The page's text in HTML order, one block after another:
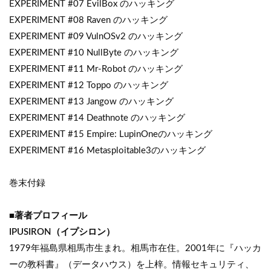
EXPERIMENT #07 EvilBox のハッキング
EXPERIMENT #08 Raven のハッキング
EXPERIMENT #09 VulnOSv2 のハッキング
EXPERIMENT #10 NullByte のハッキング
EXPERIMENT #11 Mr-Robot のハッキング
EXPERIMENT #12 Toppo のハッキング
EXPERIMENT #13 Jangow のハッキング
EXPERIMENT #14 Deathnote のハッキング
EXPERIMENT #15 Empire: LupinOneのハッキング
EXPERIMENT #16 Metasploitable3のハッキング
巻末付録
■著者プロフィール
IPUSIRON（イプシロン）
1979年福島県相馬市生まれ。相馬市在住。2001年に『ハッカ
ーの教科書』（データハウス）を上梓。情報セキュリティ、